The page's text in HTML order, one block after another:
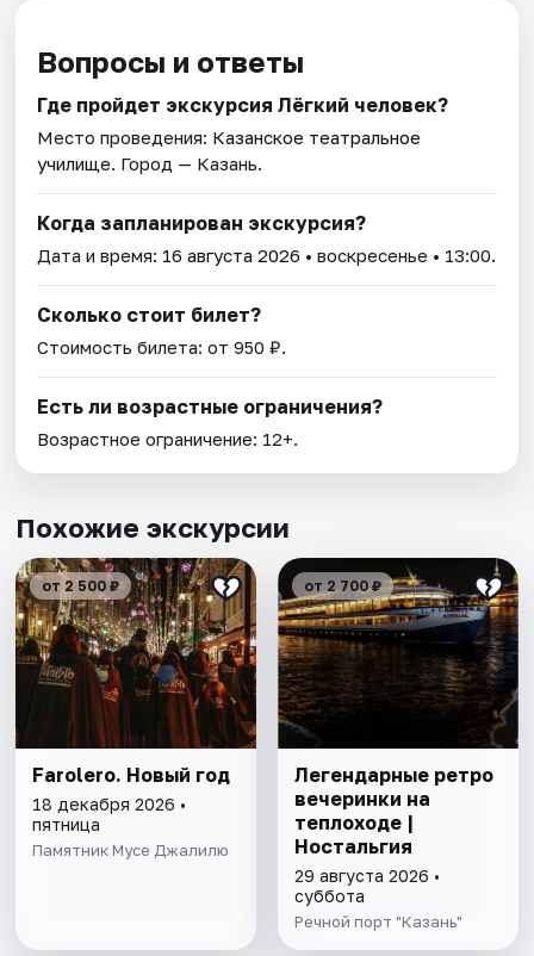
Вопросы и ответы
Где пройдет экскурсия Лёгкий человек?
Место проведения: Казанское театральное
училище. Город — Казань.
Когда запланирован экскурсия?
Дата и время: 16 августа 2026 • воскресенье • 13:00.
Сколько стоит билет?
Стоимость билета: от 950 ₽.
Есть ли возрастные ограничения?
Возрастное ограничение: 12+.
Похожие экскурсии
от 2 500 ₽
Farolero. Новый год
18 декабря 2026 •
пятница
Памятник Мусе Джалилю
от 2 700 ₽
Легендарные ретро
вечеринки на
теплоходе |
Ностальгия
29 августа 2026 •
суббота
Речной порт "Казань"